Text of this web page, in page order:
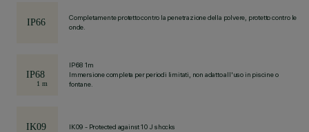
Completamente protetto contro la penetrazione della polvere, protetto contro le
onde.
IP68 1m
Immersione completa per periodi limitati, non adatto all'uso in piscine o
fontane.
IK09 - Protected against 10 J shocks